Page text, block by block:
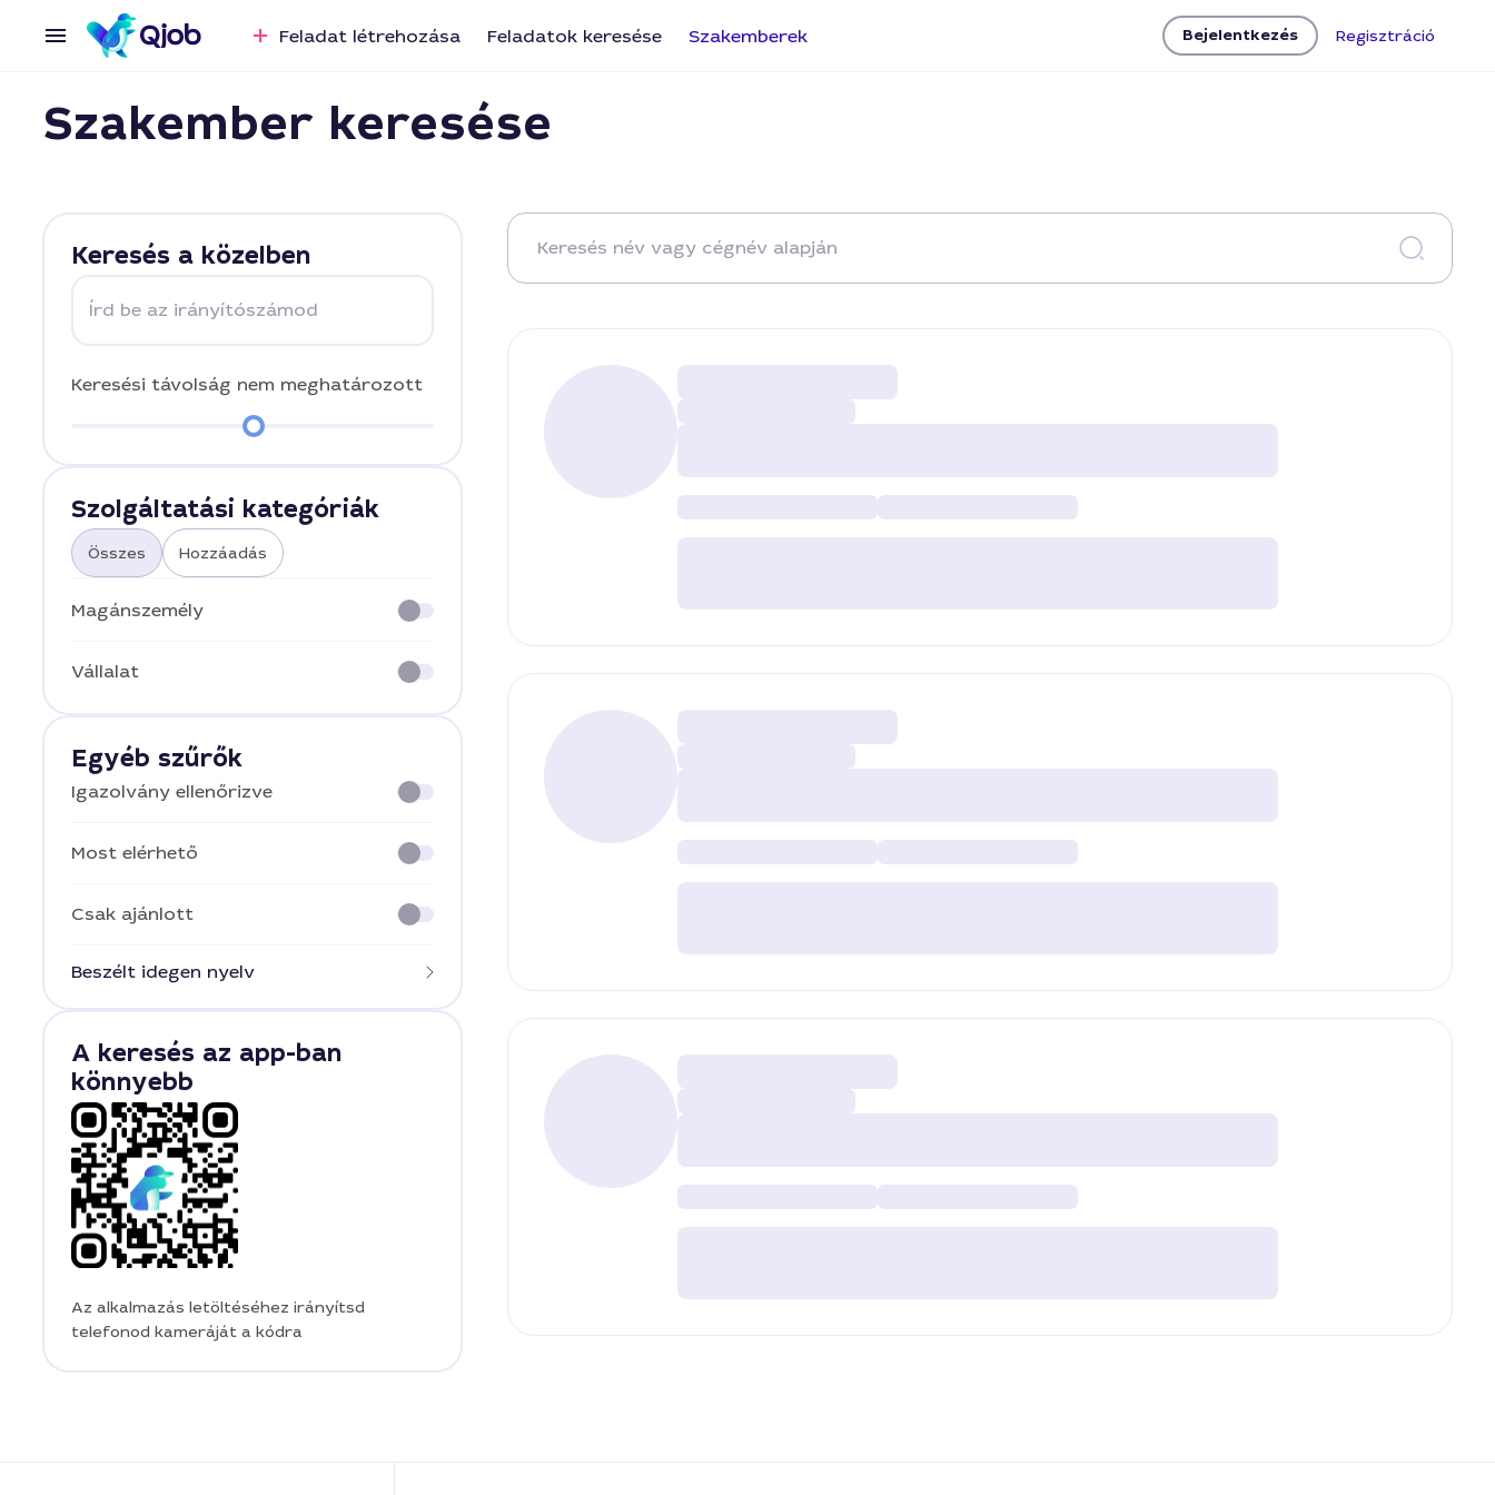
Feladat létrehozása Feladatok keresése Szakemberek Bejelentkezés Regisztráció
Szakember keresése
Keresés a közelben
Írd be az irányítószámod
Keresési távolság nem meghatározott
Szolgáltatási kategóriák
Összes Hozzáadás
Magánszemély
Vállalat
Egyéb szűrők
Igazolvány ellenőrizve
Most elérhető
Csak ajánlott
Beszélt idegen nyelv
A keresés az app-ban
könnyebb
Az alkalmazás letöltéséhez irányítsd
telefonod kameráját a kódra